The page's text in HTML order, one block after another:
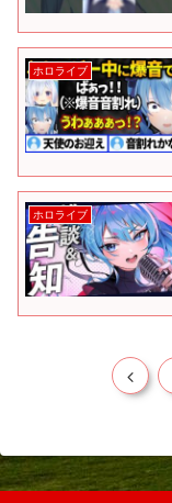
ホロライブ
ホロライブ
前